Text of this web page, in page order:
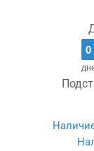
9
9
0
0